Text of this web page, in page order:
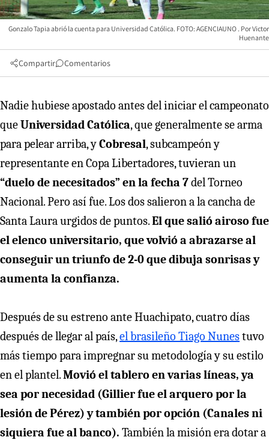
Gonzalo Tapia abrió la cuenta para Universidad Católica. FOTO: AGENCIAUNO
Victor
Huenante
Compartir Comentarios
Nadie hubiese apostado antes del iniciar el campeonato
queUniversidad Católica, que generalmente se arma
para pelear arriba, yCobresal, subcampeón y
representante en Copa Libertadores, tuvieran un
“duelo de necesitados” en la fecha 7del Torneo
Nacional. Pero así fue. Los dos salieron a la cancha de
Santa Laura urgidos de puntos.El que salió airoso fue
el elenco universitario, que volvió a abrazarse al
conseguir un triunfo de 2-0 que dibuja sonrisas y
aumenta la confianza.
Después de su estreno ante Huachipato, cuatro días
después de llegar al país,el brasileño Tiago Nunestuvo
más tiempo para impregnar su metodología y su estilo
en el plantel.Movió el tablero en varias líneas, ya
sea por necesidad (Gillier fue el arquero por la
lesión de Pérez) y también por opción (Canales ni
siquiera fue al banco). También la misión era dotar a